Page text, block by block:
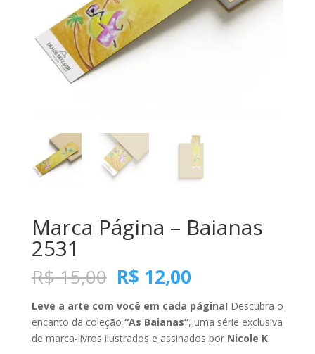
Marca Página – Baianas
2531
R$15,00 O
preço
original
era:
R$ 15,00.
R$ 12,00O
atual
é:
R$ 12,00.
Leve a arte com você em cada página! Descubra o
encanto da coleção “As Baianas”, uma série exclusiva
de marca-livros ilustrados e assinados por Nicole K.